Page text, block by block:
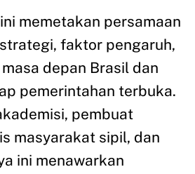
memetakan persamaan
faktor pengaruh,
depan Brasil dan
pemerintahan terbuka.
pembuat
masyarakat sipil, dan
ini menawarkan